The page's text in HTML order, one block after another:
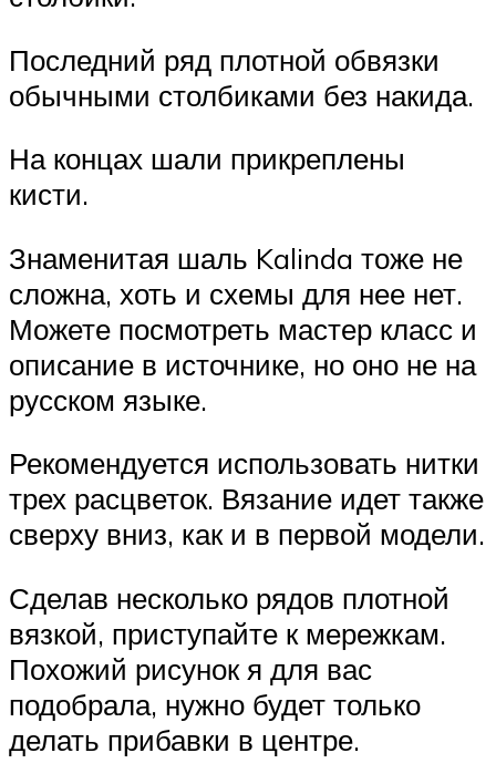
Последний ряд плотной обвязки
обычными столбиками без накида.
На концах шали прикреплены
кисти.
Знаменитая шаль Kalinda тоже не
сложна, хоть и схемы для нее нет.
Можете посмотреть мастер класс и
описание в источнике, но оно не на
русском языке.
Рекомендуется использовать нитки
трех расцветок. Вязание идет также
сверху вниз, как и в первой модели.
Сделав несколько рядов плотной
вязкой, приступайте к мережкам.
Похожий рисунок я для вас
подобрала, нужно будет только
делать прибавки в центре.